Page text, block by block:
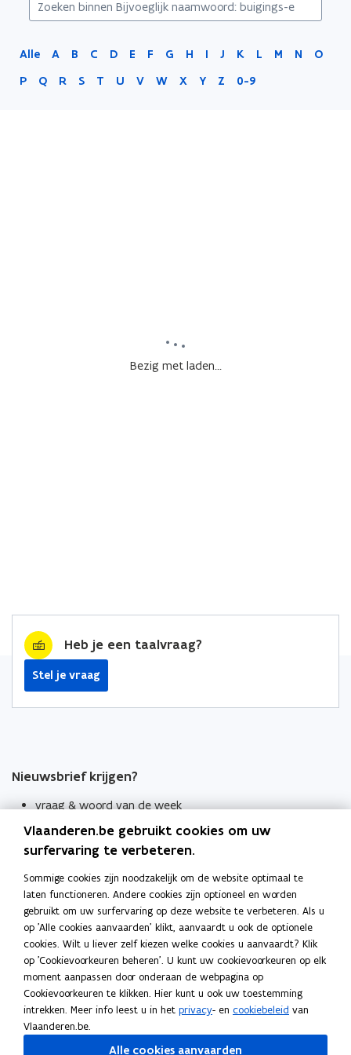
Alle A B C D E F G H I J K L M N
O
P
Q R S T U V W X Y Z 0-9
Bezig met laden...
Heb je een taalvraag?
Stel je vraag
Nieuwsbrief krijgen?
vraag & woord van de week
wekelijks in je mailbox
Schrijf je in
Thema's
Taaladviezen
Spellingregels
Tips voor duidelijke taal
Bekijk ook
Spellingtests
Vlaanderen.be gebruikt cookies om uw
surfervaring te verbeteren.
Sommige cookies zijn noodzakelijk om de website optimaal te
laten functioneren. Andere cookies zijn optioneel en worden
gebruikt om uw surfervaring op deze website te verbeteren. Als u
op 'Alle cookies aanvaarden' klikt, aanvaardt u ook de optionele
cookies. Wilt u liever zelf kiezen welke cookies u aanvaardt? Klik
op 'Cookievoorkeuren beheren'. U kunt uw cookievoorkeuren op elk
moment aanpassen door onderaan de webpagina op
Cookievoorkeuren te klikken. Hier kunt u ook uw toestemming
intrekken. Meer info leest u in het privacy- en cookiebeleid van
Vlaanderen.be.
Alle cookies aanvaarden